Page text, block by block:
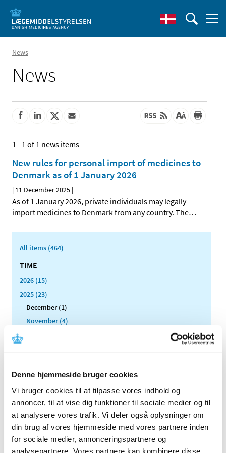
Denne hjemmeside bruger cookies
Vi bruger cookies til at tilpasse vores indhold og
annoncer, til at vise dig funktioner til sociale medier og til
at analysere vores trafik. Vi deler også oplysninger om
din brug af vores hjemmeside med vores partnere inden
for sociale medier, annonceringspartnere og
analysepartnere. Vores partnere kan kombinere disse
News
News
1 - 1 of 1 news items
New rules for personal import of medicines to
Denmark as of 1 January 2026
| 11 December 2025 |
As of 1 January 2026, private individuals may legally
import medicines to Denmark from any country. The…
All items (464)
TIME
2026 (15)
2025 (23)
December (1)
November (4)
July (2)
March (3)
February (2)
January (5)
2024 (26)